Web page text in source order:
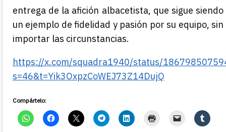
entrega de la afición albacetista, que sigue siendo
un ejemplo de fidelidad y pasión por su equipo, sin
importar las circunstancias.
https://x.com/squadra1940/status/
s=46&t=Yik3OxpzCoWEJ73Z14DujQ
Compártelo: